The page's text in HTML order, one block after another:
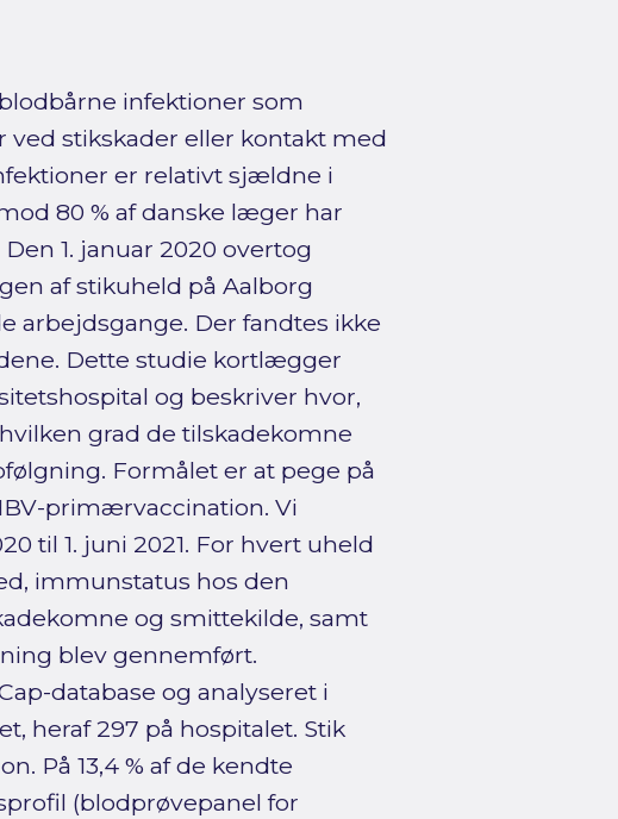
infektioner som
ved stikskader eller kontakt med
er relativt sjældne i
80 % af danske læger har
1. januar 2020 overtog
af stikuheld på Aalborg
arbejdsgange. Der fandtes ikke
Dette studie kortlægger
og beskriver hvor,
grad de tilskadekomne
Formålet er at pege på
primærvaccination. Vi
til 1. juni 2021. For hvert uheld
immunstatus hos den
og smittekilde, samt
blev gennemført.
database og analyseret i
heraf 297 på hospitalet. Stik
På 13,4 % af de kendte
(blodprøvepanel for